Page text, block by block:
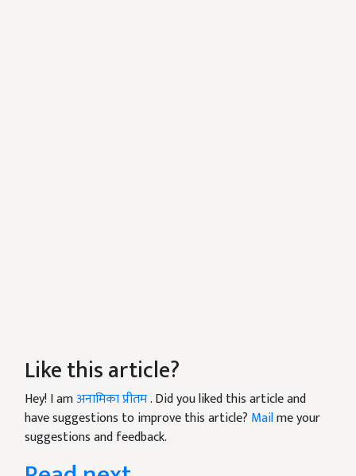
Like this article?
Hey! I amअनामिका प्रीतम. Did you liked this article and
have suggestions to improve this article? Mailme your
suggestions and feedback.